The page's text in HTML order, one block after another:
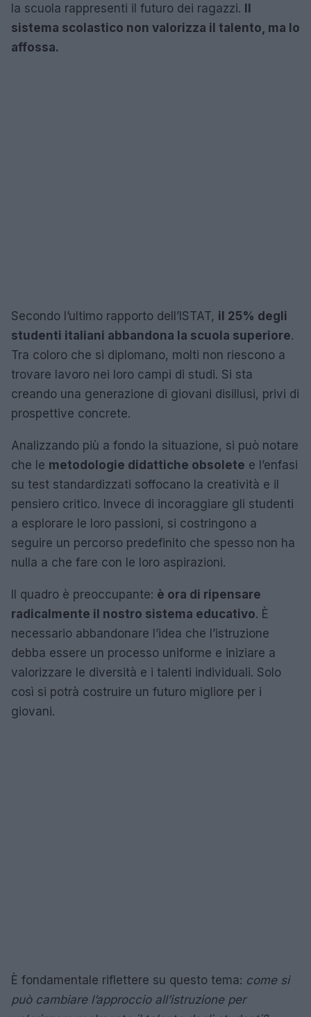
la scuola rappresenti il futuro dei ragazzi. Il
sistema scolastico non valorizza il talento, ma lo
affossa.
Secondo l’ultimo rapporto dell’ISTAT, il 25% degli
studenti italiani abbandona la scuola superiore.
Tra coloro che si diplomano, molti non riescono a
trovare lavoro nei loro campi di studi. Si sta
creando una generazione di giovani disillusi, privi di
prospettive concrete.
Analizzando più a fondo la situazione, si può notare
che le metodologie didattiche obsolete e l’enfasi
su test standardizzati soffocano la creatività e il
pensiero critico. Invece di incoraggiare gli studenti
a esplorare le loro passioni, si costringono a
seguire un percorso predefinito che spesso non ha
nulla a che fare con le loro aspirazioni.
Il quadro è preoccupante: è ora di ripensare
radicalmente il nostro sistema educativo. È
necessario abbandonare l’idea che l’istruzione
debba essere un processo uniforme e iniziare a
valorizzare le diversità e i talenti individuali. Solo
così si potrà costruire un futuro migliore per i
giovani.
È fondamentale riflettere su questo tema: come si
può cambiare l’approccio all’istruzione per